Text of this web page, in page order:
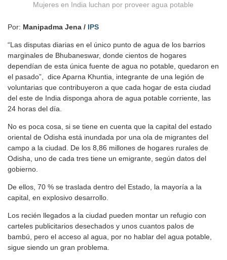
Mujeres en India luchan por proveer agua potable
Por: Manipadma Jena / IPS
“Las disputas diarias en el único punto de agua de los barrios
marginales de Bhubaneswar, donde cientos de hogares
dependían de esta única fuente de agua no potable, quedaron en
el pasado”, dice Aparna Khuntia, integrante de una legión de
voluntarias que contribuyeron a que cada hogar de esta ciudad
del este de India disponga ahora de agua potable corriente, las
24 horas del día.
No es poca cosa, si se tiene en cuenta que la capital del estado
oriental de Odisha está inundada por una ola de migrantes del
campo a la ciudad. De los 8,86 millones de hogares rurales de
Odisha, uno de cada tres tiene un emigrante, según datos del
gobierno.
De ellos, 70 % se traslada dentro del Estado, la mayoría a la
capital, en explosivo desarrollo.
Los recién llegados a la ciudad pueden montar un refugio con
carteles publicitarios desechados y unos cuantos palos de
bambú, pero el acceso al agua, por no hablar del agua potable,
sigue siendo un gran problema.